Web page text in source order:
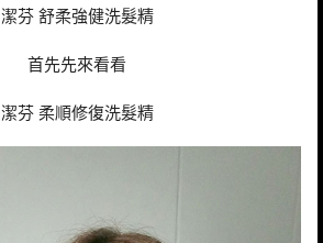
潔芬 舒柔強健洗髮精
首先先來看看
潔芬 柔順修復洗髮精